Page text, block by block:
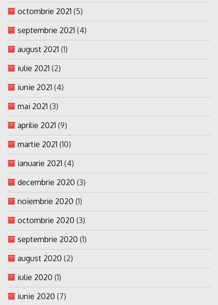
octombrie 2021 (5)
septembrie 2021 (4)
august 2021 (1)
iulie 2021 (2)
iunie 2021 (4)
mai 2021 (3)
aprilie 2021 (9)
martie 2021 (10)
ianuarie 2021 (4)
decembrie 2020 (3)
noiembrie 2020 (1)
octombrie 2020 (3)
septembrie 2020 (1)
august 2020 (2)
iulie 2020 (1)
iunie 2020 (7)